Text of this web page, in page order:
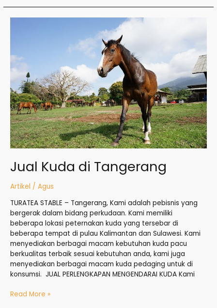
Jual Kuda di Tangerang
Artikel /Agus
TURATEA STABLE – Tangerang, Kami adalah pebisnis yang
bergerak dalam bidang perkudaan. Kami memiliki
beberapa lokasi peternakan kuda yang tersebar di
beberapa tempat di pulau Kalimantan dan Sulawesi. Kami
menyediakan berbagai macam kebutuhan kuda pacu
berkualitas terbaik sesuai kebutuhan anda, kami juga
menyediakan berbagai macam kuda pedaging untuk di
konsumsi. JUAL PERLENGKAPAN MENGENDARAI KUDA Kami
Read More »